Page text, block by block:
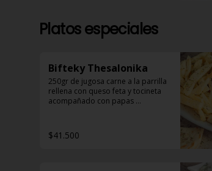
Platos especiales
Bifteky Thesalonika
250gr de jugosa carne a la parrilla
rellena con queso feta y tocineta
acompañado con papas
$41.500